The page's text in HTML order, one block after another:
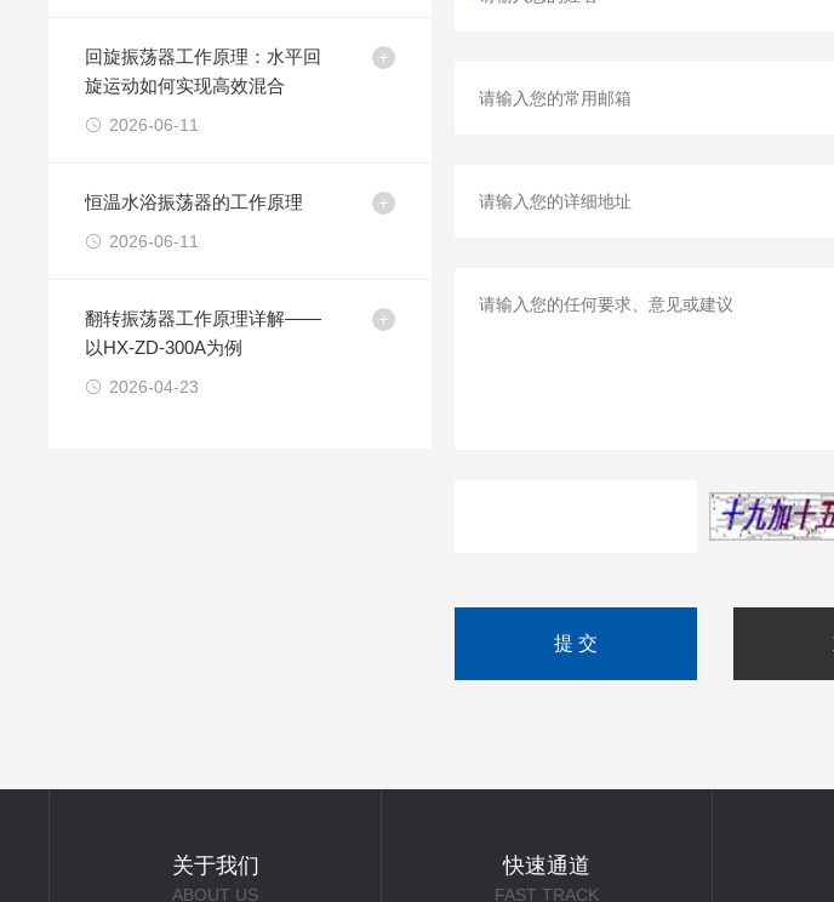
回旋振荡器工作原理：水平回
旋运动如何实现高效混合
2026-06-11
恒温水浴振荡器的工作原理
2026-06-11
翻转振荡器工作原理详解——
以HX-ZD-300A为例
2026-04-23
关于我们
ABOUT US
快速通道
FAST TRACK